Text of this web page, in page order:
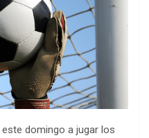
domingo a jugar los